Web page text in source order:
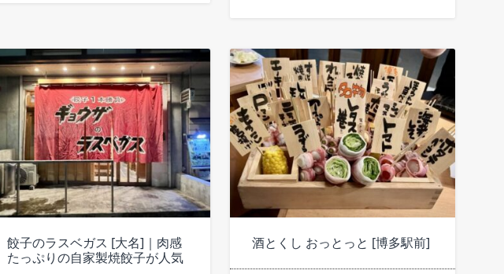
餃子のラスベガス [大名]｜肉感
たっぷりの自家製焼餃子が人気
酒とくし おっとっと [博多駅前]